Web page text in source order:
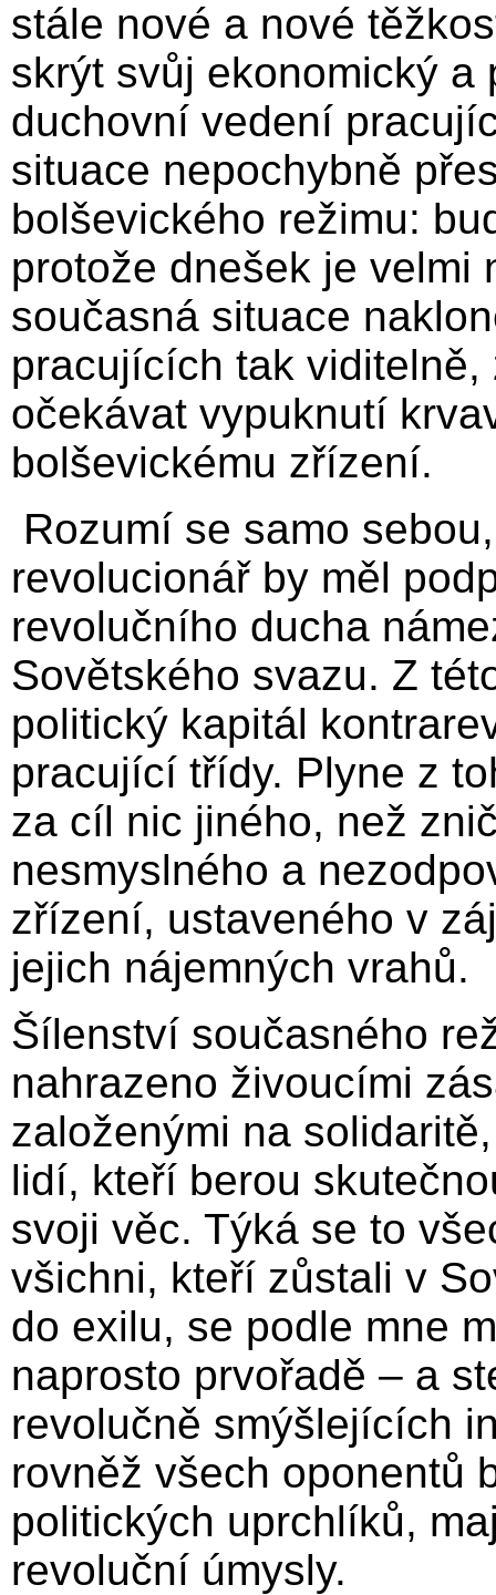
stále nové a nové
skrýt svůj ekonomický a
duchovní vedení
situace nepochybně
bolševického režimu:
protože dnešek je velmi
současná situace
pracujících tak
očekávat vypuknutí
bolševickému zřízení.
Rozumí se samo
revolucionář by měl
revolučního ducha
Sovětského svazu. Z
politický kapitál
pracující třídy. Plyne z
za cíl nic jiného, než
nesmyslného a
zřízení, ustaveného v
jejich nájemných vrahů.
Šílenství současného
nahrazeno živoucími
založenými na
lidí, kteří berou
svoji věc. Týká se to
všichni, kteří zůstali v
do exilu, se podle mne
naprosto prvořadě – a
revolučně smýšlejících
rovněž všech oponentů
politických uprchlíků,
revoluční úmysly.